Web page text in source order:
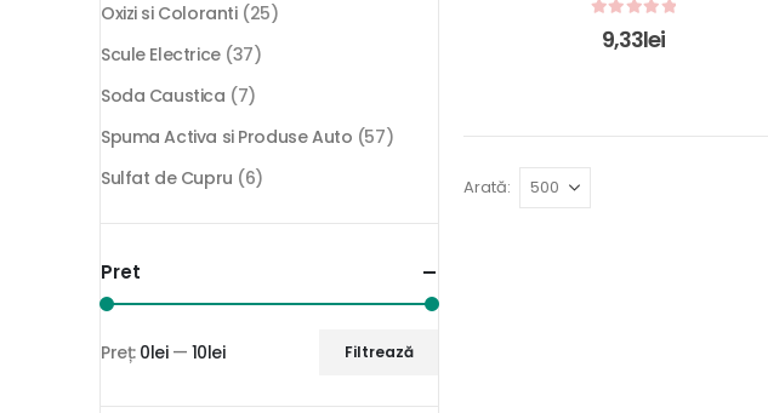
out of 5
9,33lei
Arată:
Oxizi si Coloranti (25)
Scule Electrice (37)
Soda Caustica (7)
Spuma Activa si Produse Auto (57)
Sulfat de Cupru (6)
Pret
Filtrează
Preț: 0lei— 10lei